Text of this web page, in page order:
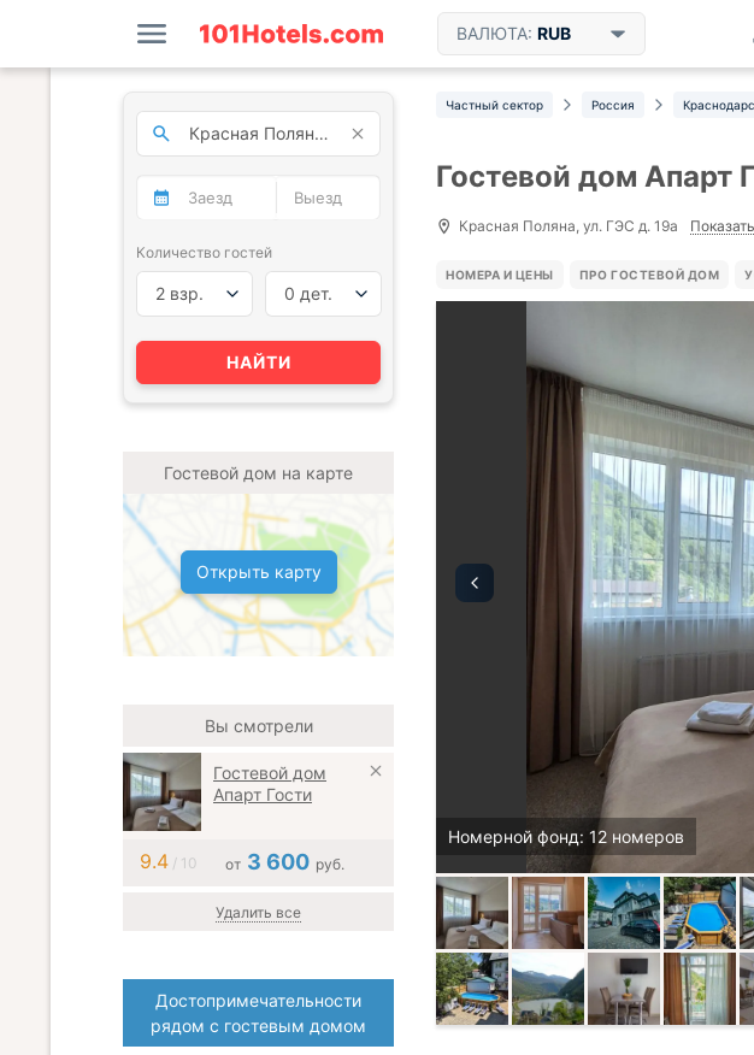
ВАЛЮТА: RUB
Частный сектор Россия
Гостевой дом Апарт
Красная Поляна, ул. ГЭС д. 19а
НОМЕРА И ЦЕНЫ ПРО ГОСТЕВОЙ ДОМ
Номерной фонд: 12 номеров
Количество гостей
2 взр. 0 дет.
НАЙТИ
Гостевой дом на карте
Открыть карту
Вы смотрели
Гостевой дом
Апарт Гости
9.4/ 10 от 3 600 руб.
Удалить все
Достопримечательности
рядом с гостевым домом